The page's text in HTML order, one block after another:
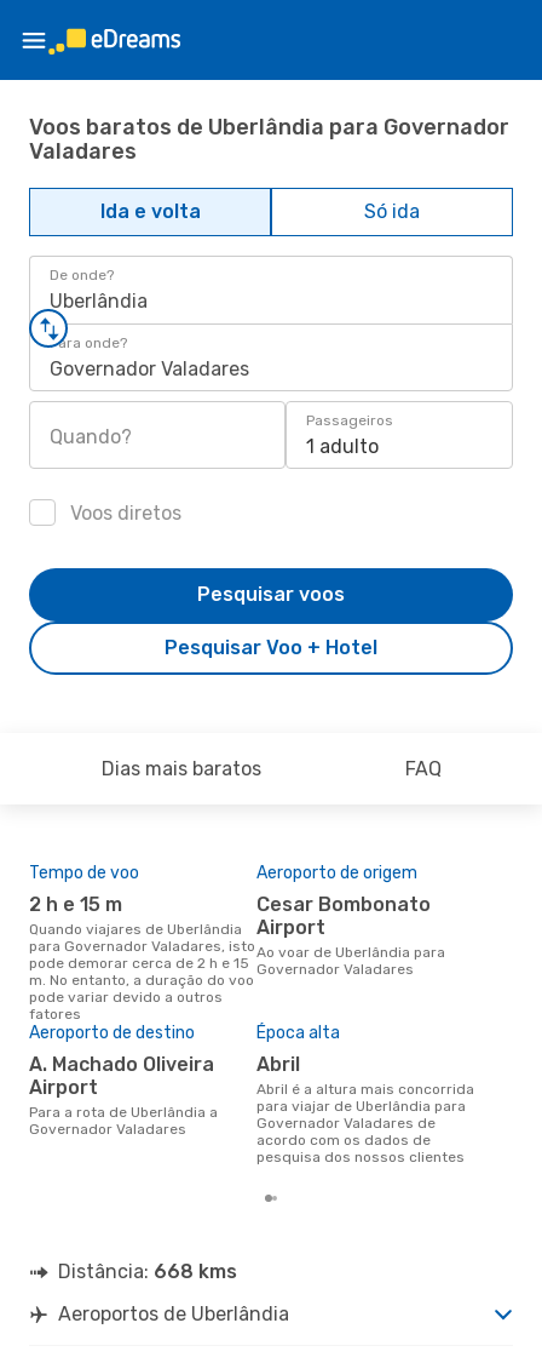
Voos baratos de Uberlândia para Governador
Valadares
Ida e volta Só ida
De onde?
Uberlândia
Para onde?
Governador Valadares
Quando?
Passageiros
1 adulto
Voos diretos
Pesquisar Voo + Hotel
Pesquisar voos
Dias mais baratos FAQ
Tempo de voo
2 h e 15 m
Quando viajares de Uberlândia
para Governador Valadares, isto
pode demorar cerca de 2 h e 15
m. No entanto, a duração do voo
pode variar devido a outros
fatores
Aeroporto de origem
Cesar Bombonato
Airport
Ao voar de Uberlândia para
Governador Valadares
Aeroporto de destino
A. Machado Oliveira
Airport
Para a rota de Uberlândia a
Governador Valadares
Época alta
abril
abril é a altura mais concorrida
para viajar de Uberlândia para
Governador Valadares de
acordo com os dados de
pesquisa dos nossos clientes
Distância: 668 kms
Aeroportos de Uberlândia